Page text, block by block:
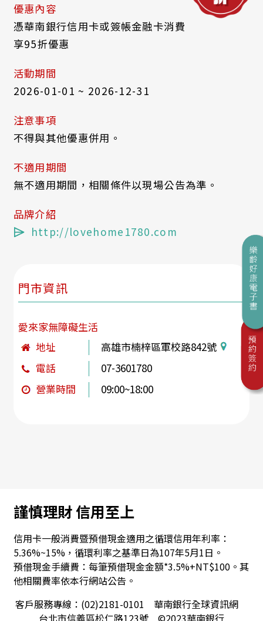
優惠內容
憑華南銀行信用卡或簽帳金融卡消費
享95折優惠
活動期間
2026-01-01 ~ 2026-12-31
注意事項
不得與其他優惠併用。
不適用期間
無不適用期間，相關條件以現場公告為準。
品牌介紹
http://lovehome1780.com
門市資訊
愛來家無障礙生活
地址
高雄市楠梓區軍校路842號
電話
07-3601780
營業時間
09:00~18:00
謹慎理財 信用至上
信用卡一般消費暨預借現金適用之循環信用年利率：
5.36%~15%，循環利率之基準日為107年5月1日。
預借現金手續費：每筆預借現金金額*3.5%+NT$100。其
他相關費率依本行網站公告。
客戶服務專線：(02)2181-0101 華南銀行全球資訊網
台北市信義區松仁路123號 ©2023華南銀行